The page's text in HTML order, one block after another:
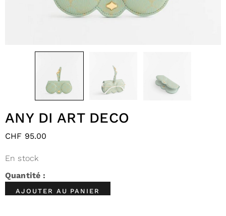
ANY DI ART DECO
CHF 95.00
En stock
AJOUTER AU PANIER